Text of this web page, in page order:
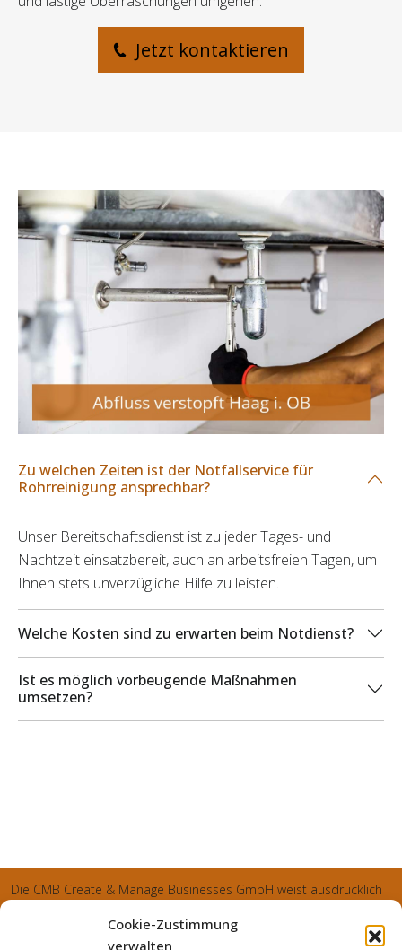
Cookie-Zustimmung
verwalten
Jetzt kontaktieren
Zu welchen Zeiten ist der Notfallservice für
Rohrreinigung ansprechbar?
Unser Bereitschaftsdienst ist zu jeder Tages- und
Nachtzeit einsatzbereit, auch an arbeitsfreien Tagen, um
Ihnen stets unverzügliche Hilfe zu leisten.
Welche Kosten sind zu erwarten beim Notdienst?
Ist es möglich vorbeugende Maßnahmen
umsetzen?
Die CMB Create & Manage Businesses GmbH weist ausdrücklich
und sämtliche generierte Aufträge an die SecuPart GmbH